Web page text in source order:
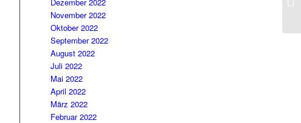
November 2022
Oktober 2022
September 2022
August 2022
Juli 2022
Mai 2022
April 2022
März 2022
Februar 2022